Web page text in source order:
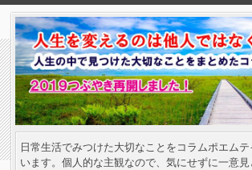
日常生活でみつけた大切なことをコラムポエム
います。個人的な主観なので、気にせずに一意見